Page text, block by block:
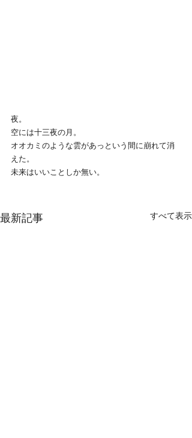
夜。
空には十三夜の月。
オオカミのような雲があっという間に崩れて消
えた。
未来はいいことしか無い。
最新記事 すべて表示